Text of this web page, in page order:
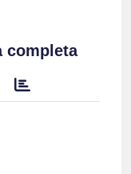
completa